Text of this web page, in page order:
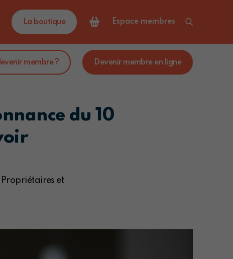
La boutique Espace membres
membre ? Devenir membre en ligne
du 10
et